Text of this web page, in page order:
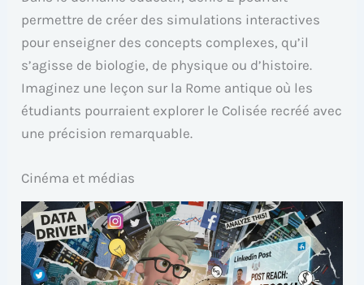
permettre de créer des simulations interactives
pour enseigner des concepts complexes, qu’il
s’agisse de biologie, de physique ou d’histoire.
Imaginez une leçon sur la Rome antique où les
étudiants pourraient explorer le Colisée recréé avec
une précision remarquable.
Cinéma et médias